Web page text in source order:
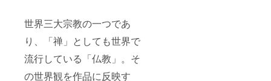
世界三大宗教の一つであ
り、「禅」としても世界で
流行している「仏教」。そ
の世界観を作品に反映す